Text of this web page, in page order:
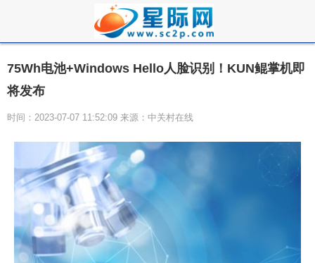
75Wh电池+Windows Hello人脸识别！KUN鲲掌机即
将发布
时间：2023-07-07 11:52:09 来源：中关村在线